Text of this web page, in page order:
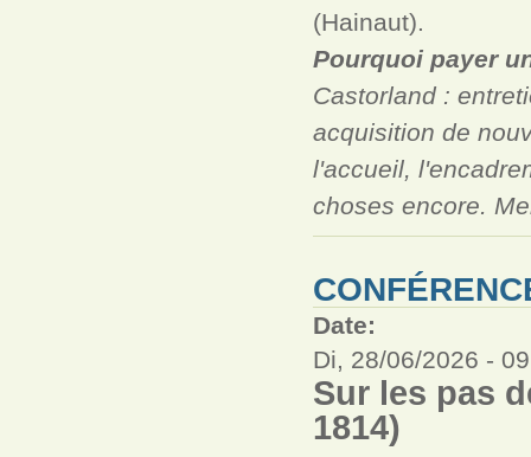
(Hainaut).
Pourquoi payer
Castorland :
acquisition de
l'accueil,
choses encore.
Date:
Di, 28/06/2026 -
Sur les pas
1814)